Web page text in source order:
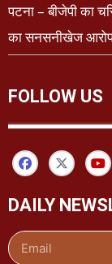
पटना – बीजेपी का
का सनसनीखेज
FOLLOW US
DAILY